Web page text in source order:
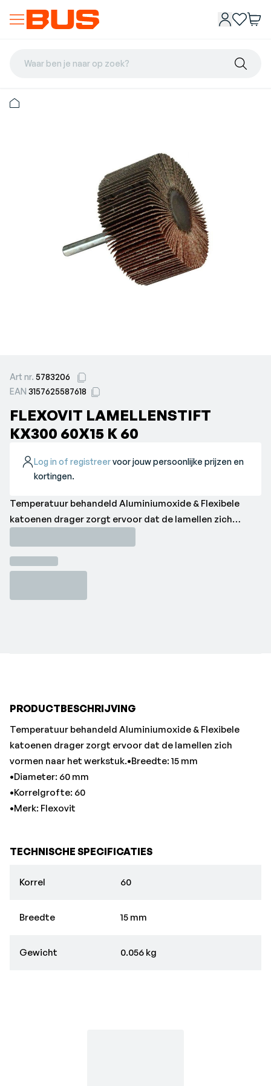
Waar ben je naar op zoek?
Art nr. 5783206
EAN 3157625587618
FLEXOVIT LAMELLENSTIFT
KX300 60X15 K 60
Log in of registreervoor jouw persoonlijke prijzen en
kortingen.
Temperatuur behandeld Aluminiumoxide & Flexibele
katoenen drager zorgt ervoor dat de lamellen zich
•Diameter: 60 mm
•Korrelgrofte: 60
PRODUCTBESCHRIJVING
Temperatuur behandeld Aluminiumoxide & Flexibele
katoenen drager zorgt ervoor dat de lamellen zich
vormen naar het werkstuk.•Breedte: 15 mm
•Diameter: 60 mm
•Korrelgrofte: 60
•Merk: Flexovit
TECHNISCHE SPECIFICATIES
Korrel 60
Breedte 15 mm
Gewicht 0.056 kg